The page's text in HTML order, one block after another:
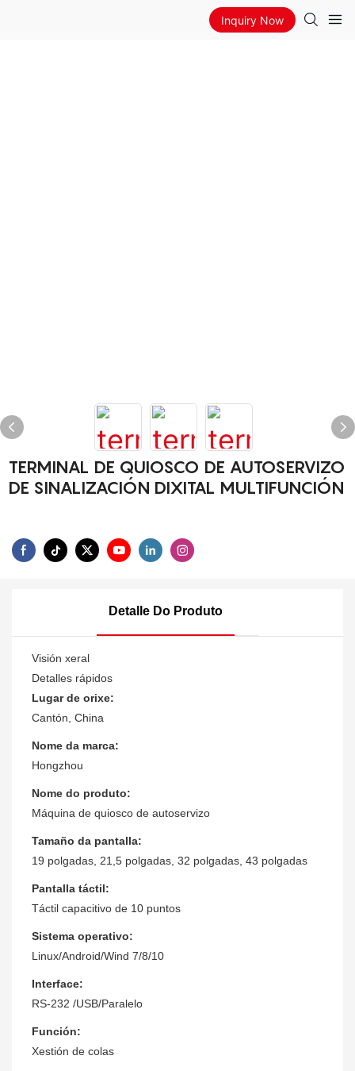
Inquiry Now
TERMINAL DE QUIOSCO DE AUTOSERVIZO
DE SINALIZACIÓN DIXITAL MULTIFUNCIÓN
Detalle Do Produto
Visión xeral
Detalles rápidos
Lugar de orixe:
Cantón, China
Nome da marca:
Hongzhou
Nome do produto:
Máquina de quiosco de autoservizo
Tamaño da pantalla:
19 polgadas, 21,5 polgadas, 32 polgadas, 43 polgadas
Pantalla táctil:
Táctil capacitivo de 10 puntos
Sistema operativo:
Linux/Android/Wind 7/8/10
Interface:
RS-232 /USB/Paralelo
Función:
Xestión de colas